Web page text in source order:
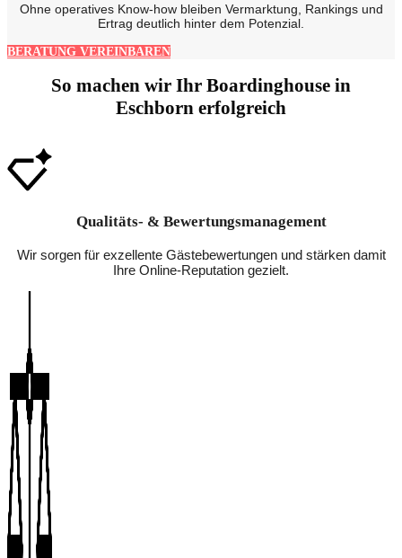
Ohne operatives Know-how bleiben Vermarktung, Rankings und
Ertrag deutlich hinter dem Potenzial.
BERATUNG VEREINBAREN
So machen wir Ihr Boardinghouse in
Eschborn erfolgreich
Qualitäts- & Bewertungsmanagement
Wir sorgen für exzellente Gästebewertungen und stärken damit
Ihre Online-Reputation gezielt.